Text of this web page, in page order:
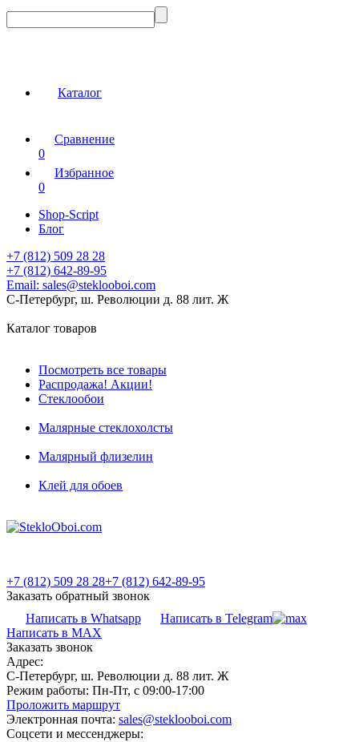
Каталог
Сравнение
0
Избранное
0
Shop-Script
Блог
+7 (812) 509 28 28
+7 (812) 642-89-95
Email: sales@steklooboi.com
С-Петербург, ш. Революции д. 88 лит. Ж
Каталог товаров
Посмотреть все товары
Распродажа! Акции!
Стеклообои
Малярные стеклохолсты
Малярный флизелин
Клей для обоев
+7 (812) 509 28 28+7 (812) 642-89-95
Заказать обратный звонок
Написать в Whatsapp
Написать в Telegram
Написать в MAX
Заказать звонок
Адрес:
С-Петербург, ш. Революции д. 88 лит. Ж
Режим работы: Пн-Пт, с 09:00-17:00
Проложить маршрут
Электронная почта: sales@steklooboi.com
Соцсети и мессенджеры: